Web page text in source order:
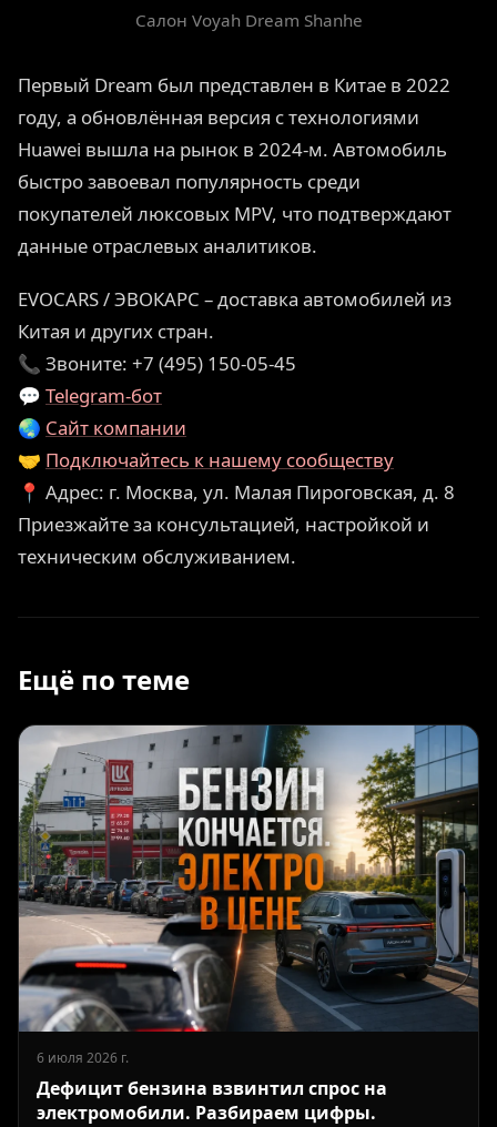
Салон Voyah Dream Shanhe
Первый Dream был представлен в Китае в 2022
году, а обновлённая версия с технологиями
Huawei вышла на рынок в 2024-м. Автомобиль
быстро завоевал популярность среди
покупателей люксовых MPV, что подтверждают
данные отраслевых аналитиков.
EVOCARS / ЭВОКАРС – доставка автомобилей из
Китая и других стран.
📞 Звоните: +7 (495) 150-05-45
💬 Telegram-бот
🌏 Сайт компании
🤝 Подключайтесь к нашему сообществу
📍 Адрес: г. Москва, ул. Малая Пироговская, д. 8
Приезжайте за консультацией, настройкой и
техническим обслуживанием.
Ещё по теме
6 июля 2026 г.
Дефицит бензина взвинтил спрос на
электромобили. Разбираем цифры.